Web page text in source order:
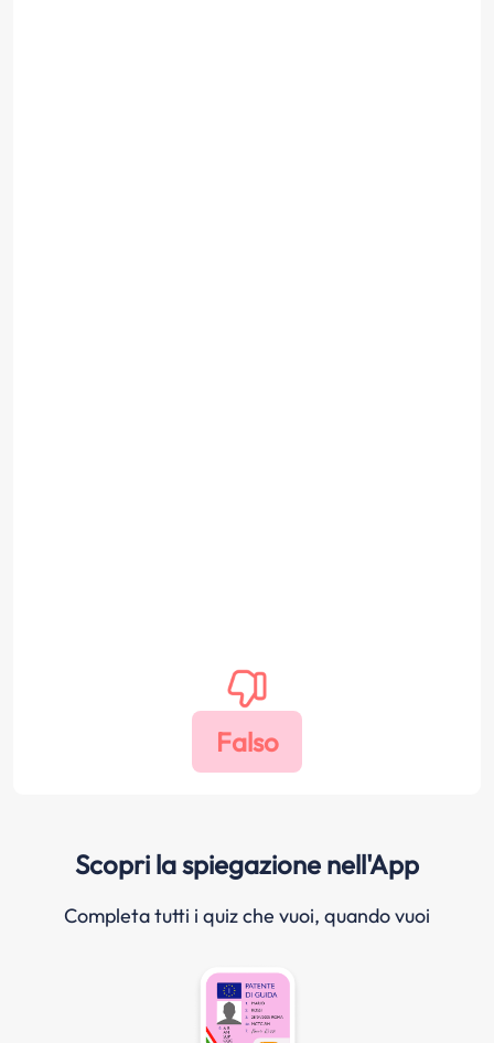
Scopri la spiegazione nell'App
Completa tutti i quiz che vuoi, quando vuoi